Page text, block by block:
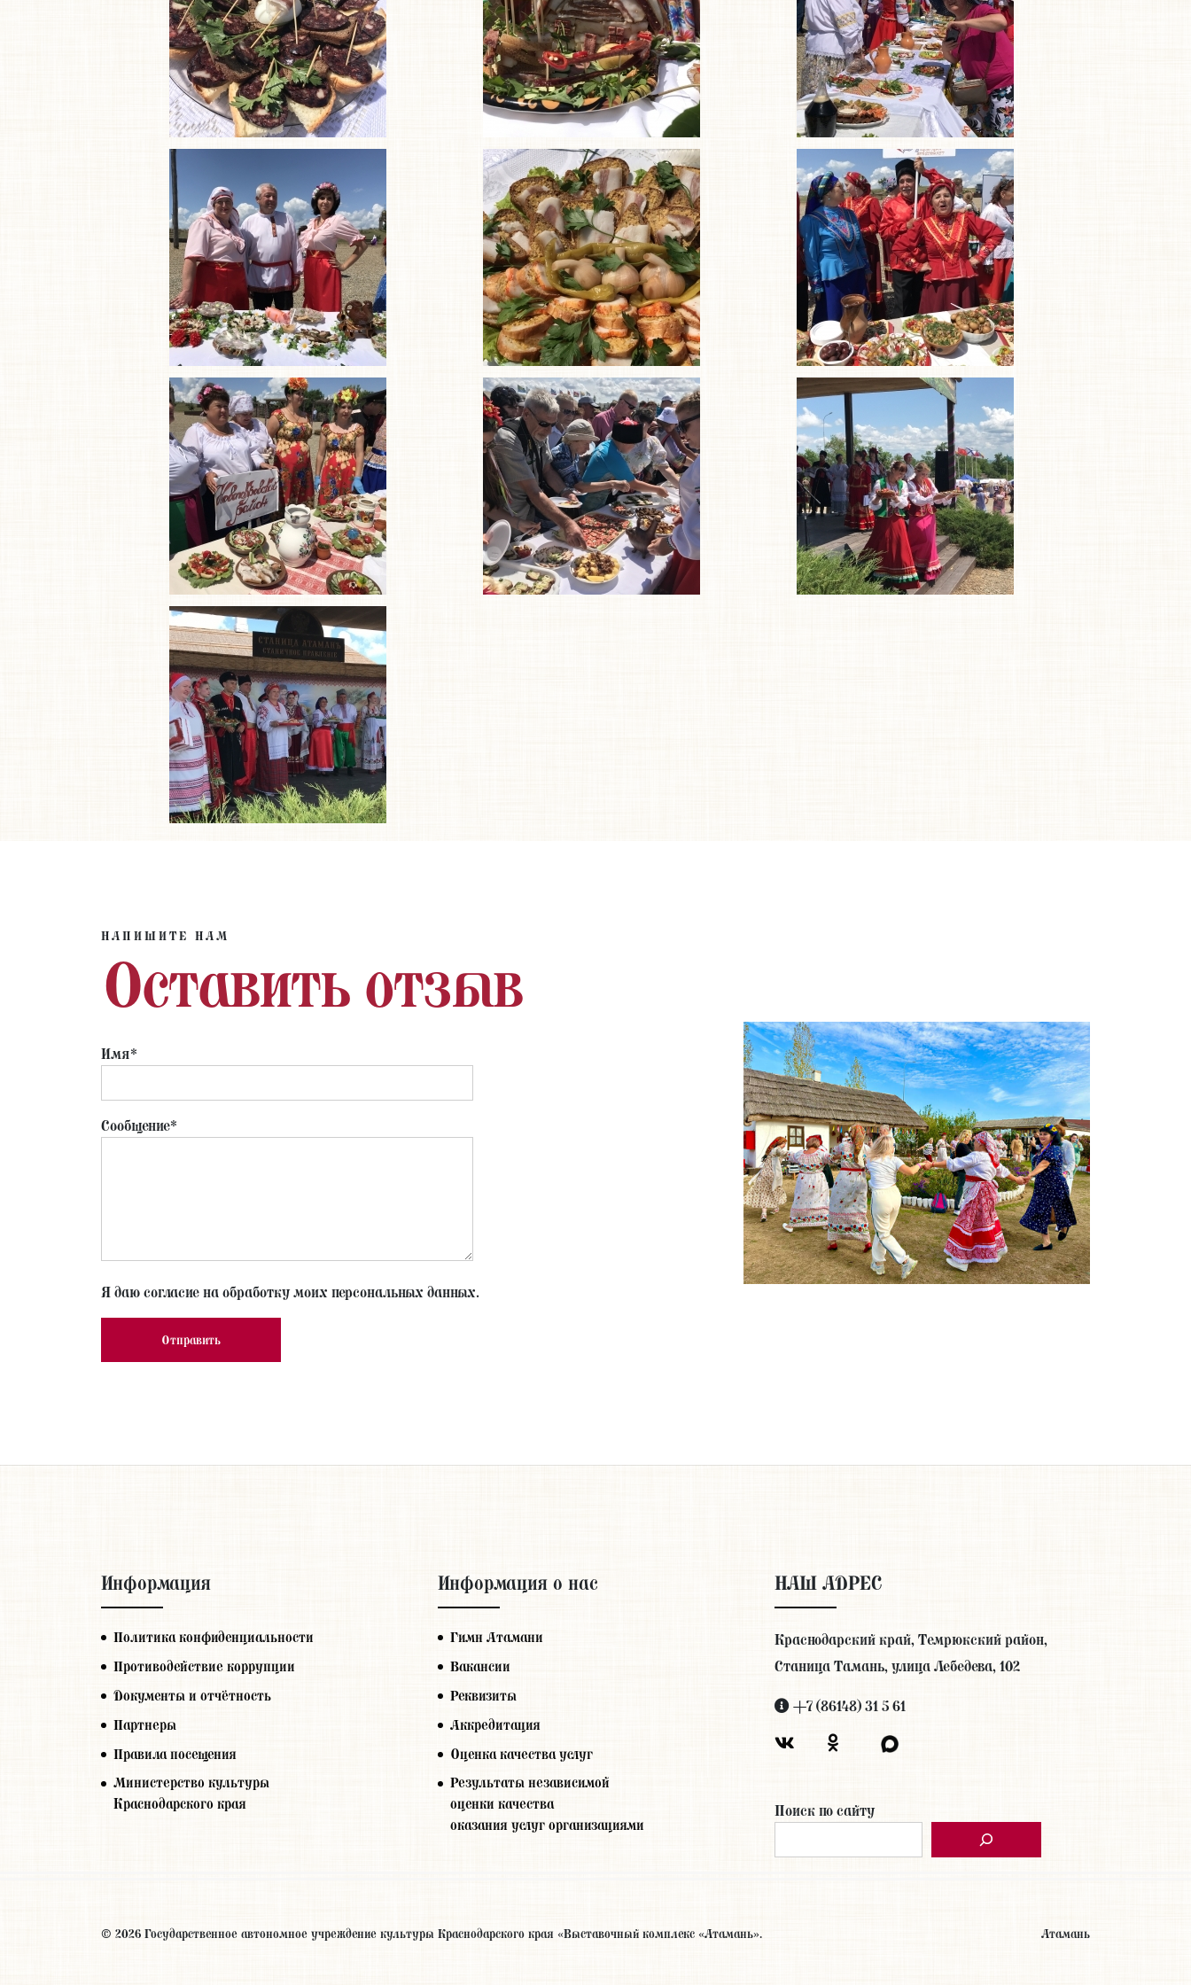
НАПИШИТЕ НАМ
Оставить отзыв
Имя*
Сообщение*
Я даю согласие на обработку моих персональных данных.
Информация
Политика конфиденциальности
Противодействие коррупции
Документы и отчётность
Партнеры
Правила посещения
Министерство культуры
Краснодарского края
Информация о нас
Гимн Атамани
Вакансии
Реквизиты
Аккредитация
Оценка качества услуг
Результаты независимой
оценки качества
оказания услуг организациями
НАШ АДРЕС
Краснодарский край, Темрюкский район,
Станица Тамань, улица Лебедева, 102
+7 (86148) 31 5 61
Поиск по сайту
© 2026 Государственное автономное учреждение культуры Краснодарского края «Выставочный комплекс «Атамань». Атамань